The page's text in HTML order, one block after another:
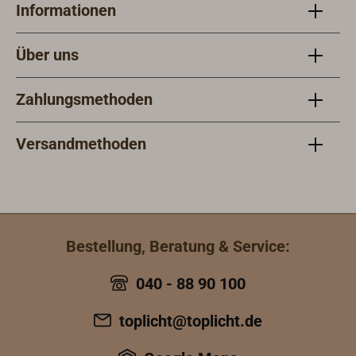
Leuchten für den
Schiffs- und
Landgebrauch.
Informationen
Über uns
Zahlungsmethoden
Versandmethoden
Bestellung, Beratung & Service:
040 - 88 90 100
toplicht@toplicht.de